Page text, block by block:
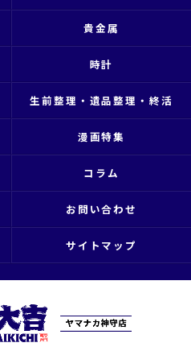
貴金属
時計
生前整理・遺品整理・終活
漫画特集
コラム
お問い合わせ
サイトマップ